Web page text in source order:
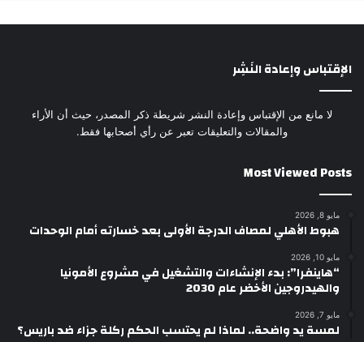
الإقتباس وإعادة النَشِر
لا مانع من الإقتباس وإعادة النشر شريطة ذكر المصدر، حيث أن الأراء
والمقالات والتعليقات تعبر عن رأي أصحابها فقط.
Most Viewed Posts
مايو 8, 2026
هبوط الأهلي لمصاف الدرجة الأولى بعد خسارته أمام الوحدات
مايو 10, 2026
“هاينفرا”: بدء الإنشاءات والتشغيل في مشروع الأمونيا
والهيدروجين الأخضر عام 2030
مايو 7, 2026
لمسة يد واضحة.. لماذا لم يحتسب الحكم ركلة جزاء ضد باريس؟